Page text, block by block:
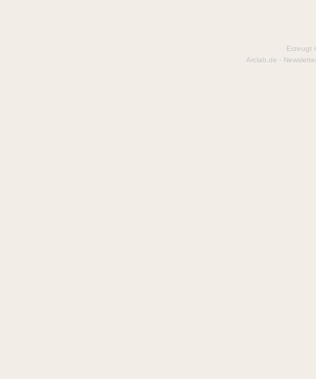
Erzeugt
Arclab.de -